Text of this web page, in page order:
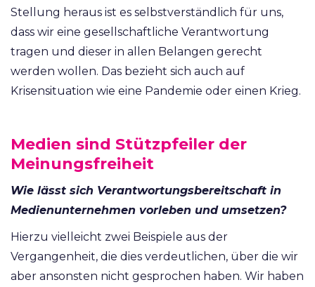
Stellung heraus ist es selbstverständlich für uns,
dass wir eine gesellschaftliche Verantwortung
tragen und dieser in allen Belangen gerecht
werden wollen. Das bezieht sich auch auf
Krisensituation wie eine Pandemie oder einen Krieg.
Medien sind Stützpfeiler der
Meinungsfreiheit
Wie lässt sich Verantwortungsbereitschaft in
Medienunternehmen vorleben und umsetzen?
Hierzu vielleicht zwei Beispiele aus der
Vergangenheit, die dies verdeutlichen, über die wir
aber ansonsten nicht gesprochen haben. Wir haben